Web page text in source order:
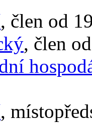
, člen od
, člen
,